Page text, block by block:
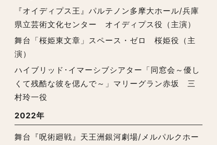
『オイディプス王』パルテノン多摩大ホール/兵庫
県立芸術文化センター オイディプス役（主演）
舞台「桜姫東文章」スペース・ゼロ 桜姫役（主
演）
ハイブリッド･イマーシブシアター「同窓会～優し
くて残酷な彼を偲んで～」マリーグラン赤坂 三
村玲一役
2022年
舞台『呪術廻戦』天王洲銀河劇場/メルパルクホー